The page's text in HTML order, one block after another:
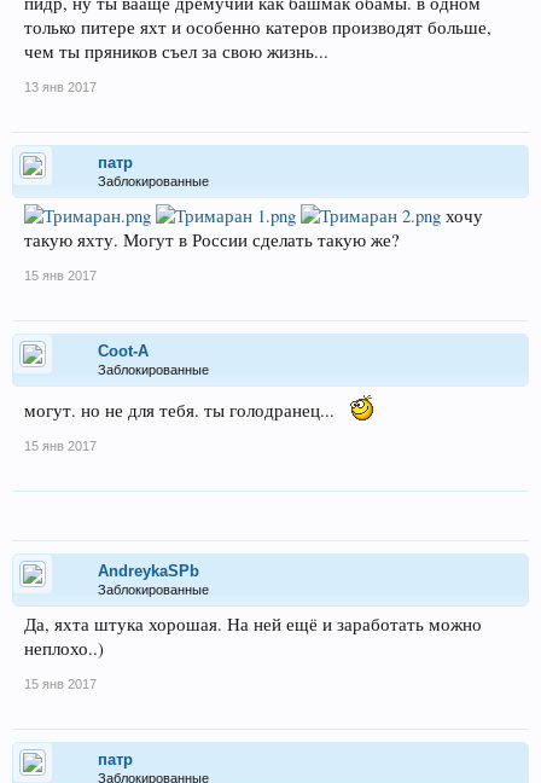
только питере яхт и особенно катеров производят больше,
чем ты пряников съел за свою жизнь...
13 янв 2017
патр
Заблокированные
хочу
такую яхту. Могут в России сделать такую же?
15 янв 2017
Coot-A
Заблокированные
могут. но не для тебя. ты голодранец...
15 янв 2017
AndreykaSPb
Заблокированные
Да, яхта штука хорошая. На ней ещё и заработать можно
неплохо..)
15 янв 2017
патр
Заблокированные